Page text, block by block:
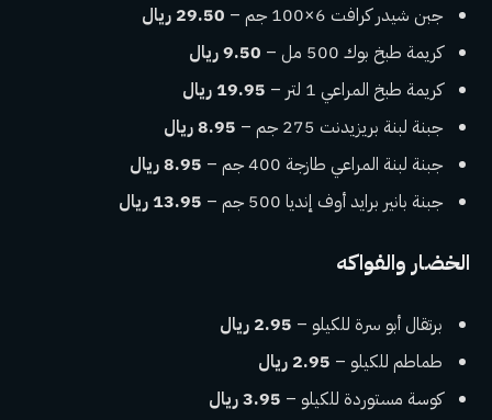
جبن شيدر كرافت 6×100 جم –
29.50 ريال
كريمة طبخ بوك 500 مل –
9.50 ريال
كريمة طبخ المراعي 1 لتر –
19.95 ريال
جبنة لبنة بريزيدنت 275 جم –
8.95 ريال
جبنة لبنة المراعي طازجة 400 جم –
8.95 ريال
جبنة بانير برايد أوف إنديا 500 جم –
13.95 ريال
الخضار والفواكه
برتقال أبو سرة للكيلو – 2.95 ريال
طماطم للكيلو – 2.95 ريال
كوسة مستوردة للكيلو – 3.95 ريال